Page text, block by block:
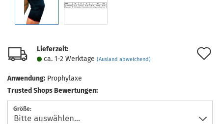
Lieferzeit:
ca. 1-2 Werktage (Ausland abweichend)
Anwendung: Prophylaxe
Trusted Shops Bewertungen:
Größe: